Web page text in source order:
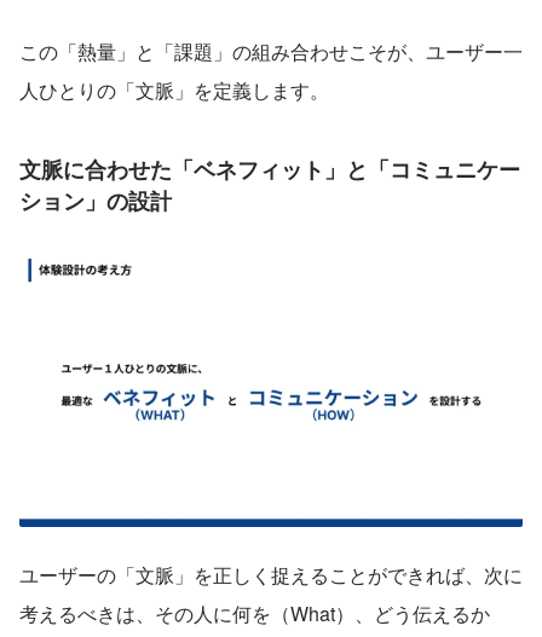
この「熱量」と「課題」の組み合わせこそが、ユーザー一
人ひとりの「文脈」を定義します。
文脈に合わせた「ベネフィット」と「コミュニケー
ション」の設計
ユーザーの「文脈」を正しく捉えることができれば、次に
考えるべきは、その人に何を（What）、どう伝えるか